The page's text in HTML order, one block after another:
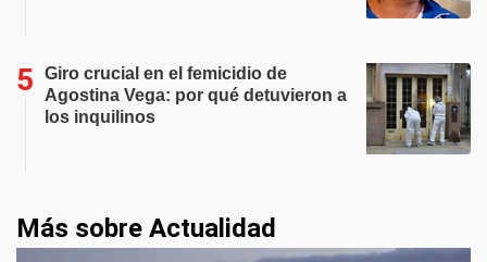
Giro crucial en el femicidio de
Agostina Vega: por qué detuvieron a
los inquilinos
Más sobre Actualidad